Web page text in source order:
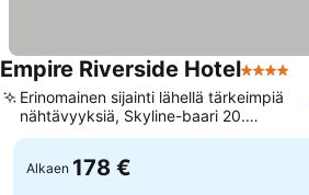
Empire Riverside Hotel4
Erinomainen sijainti lähellä tärkeimpiä
nähtävyyksiä, Skyline-baari 20.
kerroksessa
Alkaen 178 €